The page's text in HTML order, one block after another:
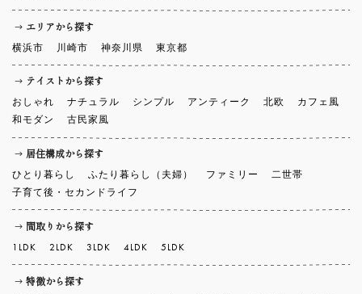
エリアから探す
横浜市 川崎市 神奈川県 東京都
テイストから探す
おしゃれ ナチュラル シンプル アンティーク 北欧
カフェ風
和モダン
古民家風
居住構成から探す
ひとり暮らし ふたり暮らし（夫婦） ファミリー
二世帯
子育て後・セカンドライフ
間取りから探す
1LDK 2LDK 3LDK 4LDK 5LDK
特徴から探す